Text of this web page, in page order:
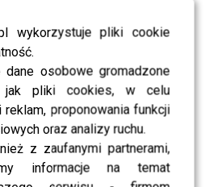
wykorzystuje pliki cookie
dane osobowe gromadzone
jak pliki cookies, w celu
proponowania funkcji
oraz analizy ruchu.
z zaufanymi partnerami,
informacje na temat
i”dodała, że jej post szczerze
Anna
gwiazda. Zaznaczyła, że
mobbingu to powinna
tym, co
wydawało mi